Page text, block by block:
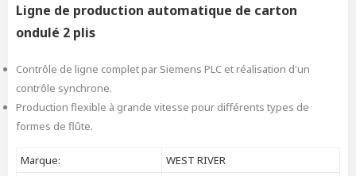
Ligne de production automatique de carton
ondulé 2 plis
Contrôle de ligne complet par Siemens PLC et réalisation d'un
contrôle synchrone.
Production flexible à grande vitesse pour différents types de
formes de flûte.
Marque:
WEST RIVER